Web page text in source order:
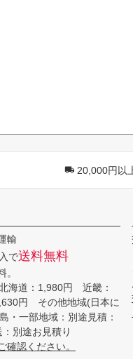
20,000円以
輸
で送料無料
。
海道：1,980円 近畿：
円 その他地域(日本に
・一部地域：別途見積：
別途お見積り
確認ください。